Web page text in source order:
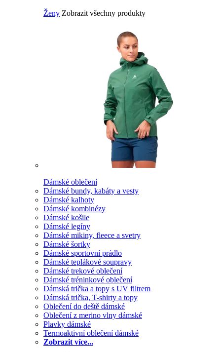
Ženy Zobrazit všechny produkty
Dámské oblečení
Dámské bundy, kabáty a vesty
Dámské kalhoty
Dámské kombinézy
Dámské košile
Dámské legíny
Dámské mikiny, fleece a svetry
Dámské šortky
Dámské sportovní prádlo
Dámské teplákové soupravy
Dámské trekové oblečení
Dámské tréninkové oblečení
Dámská trička a topy s UV filtrem
Dámská trička, T-shirty a topy
Oblečení do deště dámské
Oblečení z merino vlny dámské
Plavky dámské
Termoaktivní oblečení dámské
Zobrazit více...